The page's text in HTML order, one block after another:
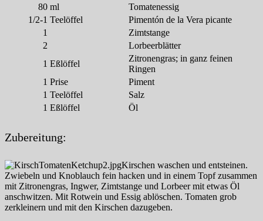
80 ml
Tomatenessig
1/2-1 Teelöffel
Pimentón de la Vera picante
1
Zimtstange
2
Lorbeerblätter
1 Eßlöffel
Zitronengras; in ganz feinen
Ringen
1 Prise
Piment
1 Teelöffel
Salz
1 Eßlöffel Öl
Zubereitung:
Kirschen waschen und entsteinen.
Zwiebeln und Knoblauch fein hacken und in einem Topf zusammen
mit Zitronengras, Ingwer, Zimtstange und Lorbeer mit etwas Öl
anschwitzen. Mit Rotwein und Essig ablöschen. Tomaten grob
zerkleinern und mit den Kirschen dazugeben.